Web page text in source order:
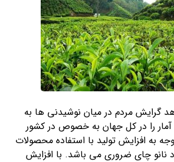
گرایش مردم در میان نوشیدنی ها به
را در کل جهان به خصوص در کشور
به افزایش تولید با استفاده محصولات
نانو چای ضروری می باشد. با افزایش